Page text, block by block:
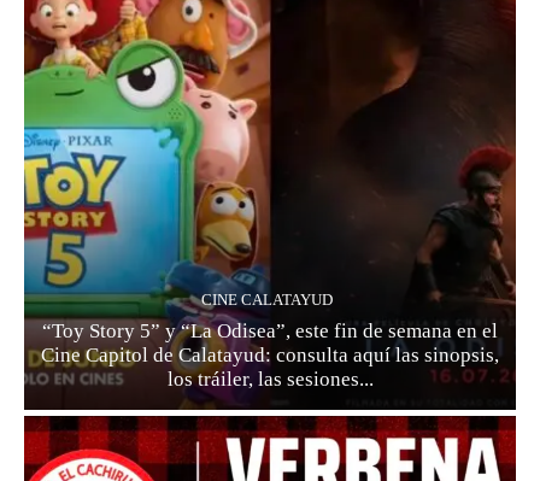
CINE CALATAYUD
“Toy Story 5” y “La Odisea”, este fin de semana en el
Cine Capitol de Calatayud: consulta aquí las sinopsis,
los tráiler, las sesiones...